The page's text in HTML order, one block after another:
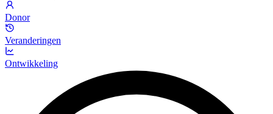
Donor
Veranderingen
Ontwikkeling